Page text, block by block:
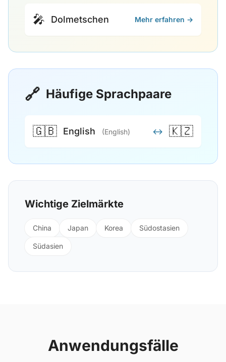
🎤 Dolmetschen Mehr erfahren →
🔗 Häufige Sprachpaare
🇬🇧 English (English) ↔ 🇰🇿
Wichtige Zielmärkte
China Japan Korea Südostasien
Südasien
Anwendungsfälle